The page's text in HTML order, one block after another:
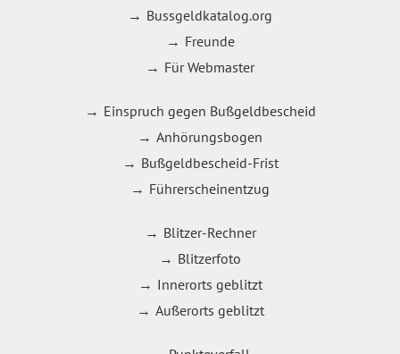
Bussgeldkatalog.org
Freunde
Für Webmaster
Einspruch gegen Bußgeldbescheid
Anhörungsbogen
Bußgeldbescheid-Frist
Führerscheinentzug
Blitzer-Rechner
Blitzerfoto
Innerorts geblitzt
Außerorts geblitzt